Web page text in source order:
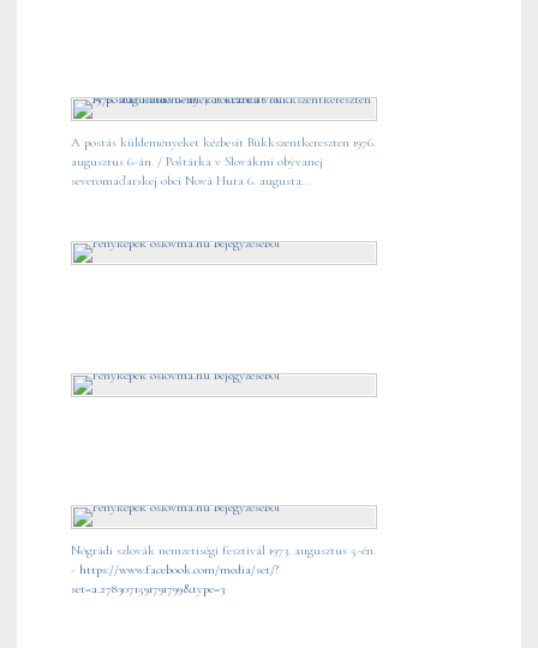
A postás küldeményeket kézbesít Bükkszentkereszten 1976.
augusztus 6-án. / Poštárka v Slovákmi obývanej
severomaďarskej obci Nová Huta 6. augusta...
Nógrádi szlovák nemzetiségi fesztivál 1973. augusztus 5-én.
- https://www.facebook.com/media/set/?
set=a.2783071591791799&type=3